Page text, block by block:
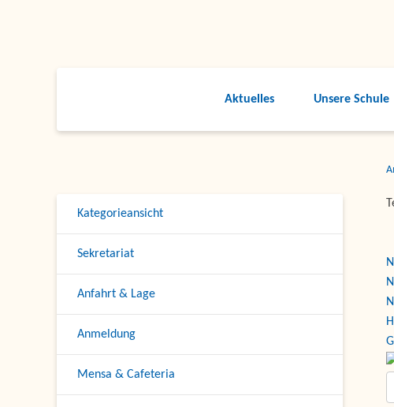
Aktuelles Unsere Schule
Kategorieansicht
Sekretariat
Anfahrt & Lage
Anmeldung
Mensa & Cafeteria